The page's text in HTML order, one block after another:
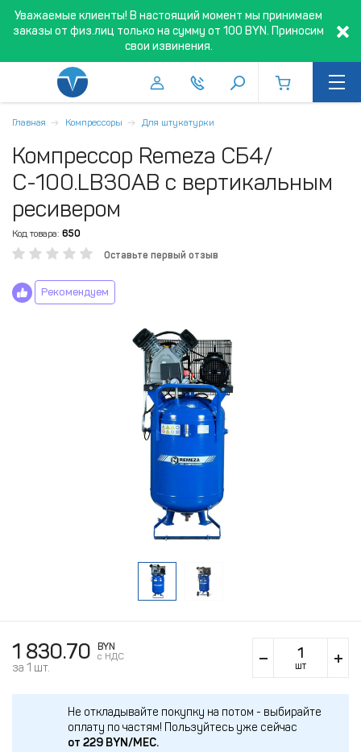
Уважаемые клиенты! В настоящий момент мы принимаем
заказы от физ.лиц только на сумму от 100 BYN. Приносим
свои извинения.
Главная Компрессоры Для штукатурки
Компрессор Remeza СБ4/
С-100.LB30АВ с вертикальным
ресивером
Код товара: 650
Оставьте первый отзыв
Рекомендуем
1 830.70
BYN
c НДС
за 1 шт. шт
Не откладывайте покупку на потом - выбирайте
оплату по частям! Пользуйтесь уже сейчас
от 229 BYN/МЕС.